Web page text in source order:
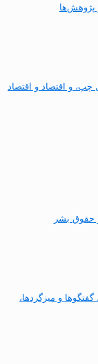
و اقتصاد و اقتصاد
و میزگردها،